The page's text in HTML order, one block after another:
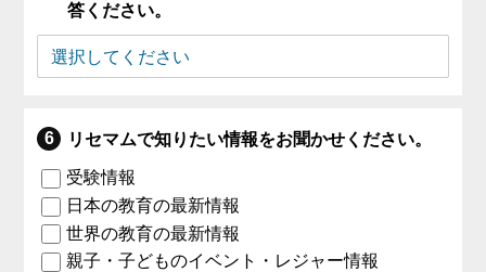
答ください。
リセマムで知りたい情報をお聞かせください。
受験情報
日本の教育の最新情報
世界の教育の最新情報
親子・子どものイベント・レジャー情報